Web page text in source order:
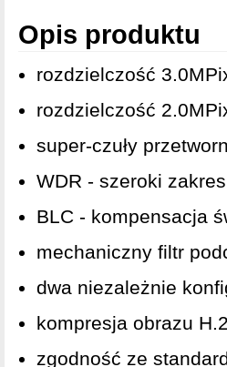
Opis produktu
rozdzielczość
rozdzielczość
super-czuły
WDR - szeroki
BLC - kompensacja
mechaniczny filtr
dwa niezależnie
kompresja obrazu
zgodność ze